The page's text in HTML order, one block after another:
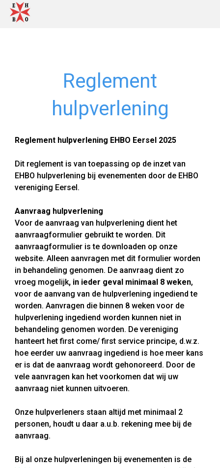
Reglement
hulpverlening
Reglement hulpverlening EHBO Eersel 2025
Dit reglement is van toepassing op de inzet van
EHBO hulpverlening bij evenementen door de EHBO
vereniging Eersel.
Aanvraag hulpverlening
Voor de aanvraag van hulpverlening dient het
aanvraagformulier gebruikt te worden. Dit
aanvraagformulier is te downloaden op onze
website. Alleen aanvragen met dit formulier worden
in behandeling genomen. De aanvraag dient zo
vroeg mogelijk, in ieder geval minimaal 8 weken,
voor de aanvang van de hulpverlening ingediend te
worden. Aanvragen die binnen 8 weken voor de
hulpverlening ingediend worden kunnen niet in
behandeling genomen worden. De vereniging
hanteert het first come/ first service principe, d.w.z.
hoe eerder uw aanvraag ingediend is hoe meer kans
er is dat de aanvraag wordt gehonoreerd. Door de
vele aanvragen kan het voorkomen dat wij uw
aanvraag niet kunnen uitvoeren.
Onze hulpverleners staan altijd met minimaal 2
personen, houdt u daar a.u.b. rekening mee bij de
aanvraag.
Bij al onze hulpverleningen bij evenementen is de